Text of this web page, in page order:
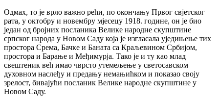
Одмах, то је врло важно рећи, по окончању Првог свјетског
рата, у октобру и новембру мјесецу 1918. године, он је био
један од бројних посланика Велике народне скупштине
српског народа у Новом Саду која је изгласала уједињење тих
простора Срема, Бачке и Баната са Краљевином Србијом,
простора и Барање и Међимурја. Тако је и ту као млад
свештеник већ имао чврсто утемељење у светосавском
духовном наслеђу и предању немањићком и показао своју
зрелост, бивајући посланик Велике народне скупштине у
Новом Саду.